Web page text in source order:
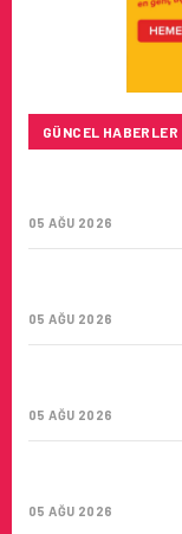
GÜNCEL HABERLER
05 AĞU 2026
05 AĞU 2026
05 AĞU 2026
05 AĞU 2026